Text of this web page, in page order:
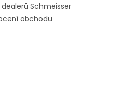
Schmeisser
obchodu